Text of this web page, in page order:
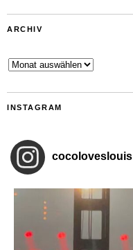
ARCHIV
Archiv
INSTAGRAM
cocoloveslouis